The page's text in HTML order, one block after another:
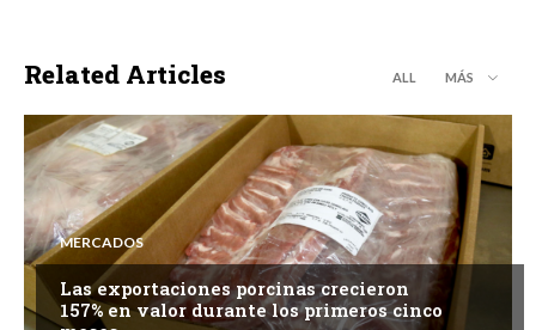
Related Articles ALL MÁS
MERCADOS
Las exportaciones porcinas crecieron
157% en valor durante los primeros cinco